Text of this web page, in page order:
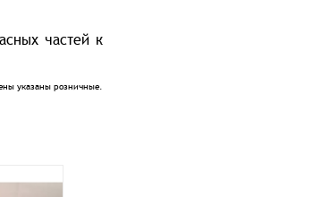
частей к
указаны розничные.